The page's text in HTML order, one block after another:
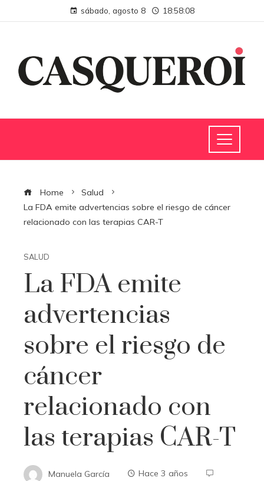
sábado, agosto 8 18:58:09
Home
Salud
La FDA emite advertencias sobre el riesgo de cáncer
relacionado con las terapias CAR-T
SALUD
La FDA emite
advertencias
sobre el riesgo de
cáncer
relacionado con
las terapias CAR-T
Manuela García
Hace 3 años